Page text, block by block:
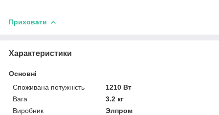
Приховати
Характеристики
Основні
Споживана потужність
1210 Вт
Вага
3.2 кг
Виробник
Элпром